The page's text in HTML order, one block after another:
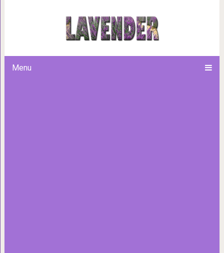
Menu
Как снять квартиру за